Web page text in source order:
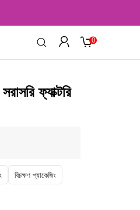
0
ফ্যাক্টরি
বিচক্ষণ প্যাকেজিং